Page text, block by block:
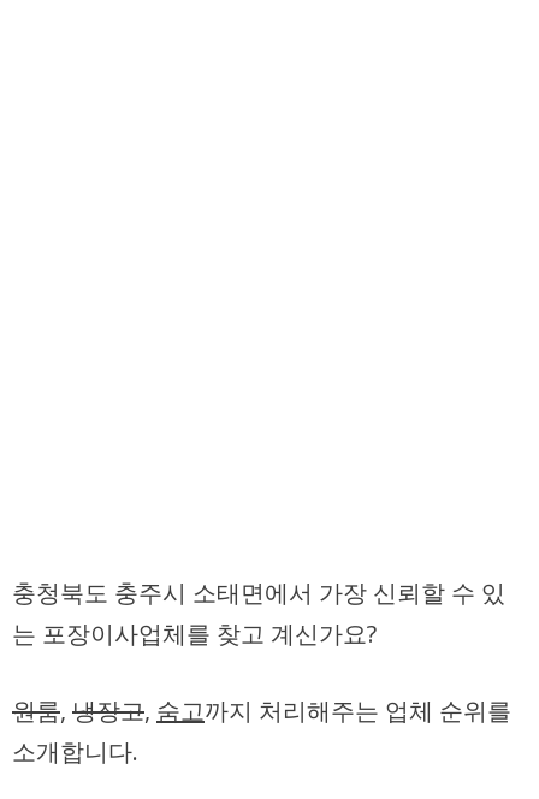
충청북도 충주시 소태면에서 가장 신뢰할 수 있
는 포장이사업체를 찾고 계신가요?
원룸, 냉장고, 숨고까지 처리해주는 업체 순위를
소개합니다.